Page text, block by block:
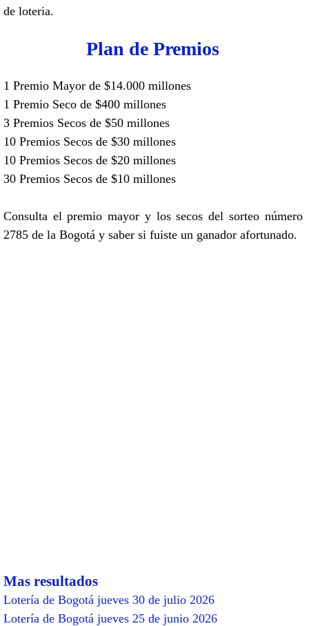
de loteria.
Plan de Premios
1 Premio Mayor de $14.000 millones
1 Premio Seco de $400 millones
3 Premios Secos de $50 millones
10 Premios Secos de $30 millones
10 Premios Secos de $20 millones
30 Premios Secos de $10 millones
Consulta el premio mayor y los secos del sorteo número
2785 de la Bogotá y saber si fuiste un ganador afortunado.
Mas resultados
Lotería de Bogotá jueves 30 de julio 2026
Lotería de Bogotá jueves 25 de junio 2026